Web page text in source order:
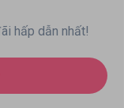
hấp dẫn nhất!